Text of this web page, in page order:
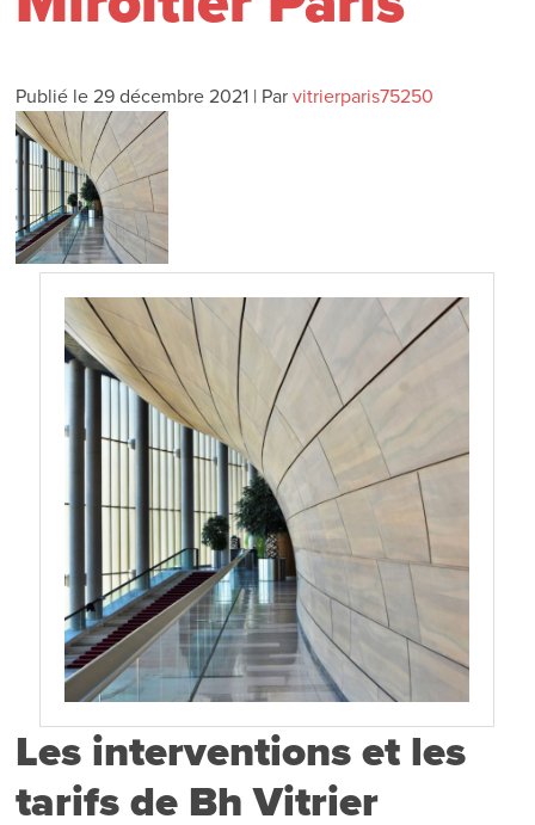
Publié le 29 décembre 2021 | Par vitrierparis75250
Les interventions et les
tarifs de Bh Vitrier